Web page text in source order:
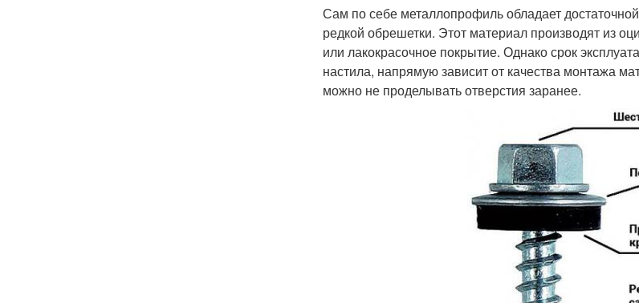
Сам по себе металлопрофиль обладает
редкой обрешетки. Этот материал производят из
или лакокрасочное покрытие. Однако срок
настила, напрямую зависит от качества монтажа
можно не проделывать отверстия заранее.